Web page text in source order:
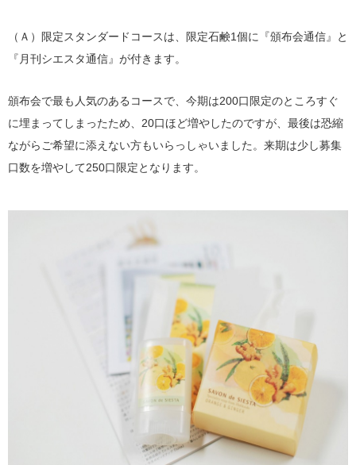
（Ａ）限定スタンダードコースは、限定石鹸1個に『頒布会通信』と
『月刊シエスタ通信』が付きます。
頒布会で最も人気のあるコースで、今期は200口限定のところすぐ
に埋まってしまったため、20口ほど増やしたのですが、最後は恐縮
ながらご希望に添えない方もいらっしゃいました。来期は少し募集
口数を増やして250口限定となります。